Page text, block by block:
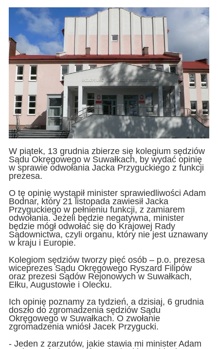
W piątek, 13 grudnia zbierze się kolegium sędziów
Sądu Okręgowego w Suwałkach, by wydać opinię
w sprawie odwołania Jacka Przyguckiego z funkcji
prezesa.
O tę opinię wystąpił minister sprawiedliwości Adam
Bodnar, który 21 listopada zawiesił Jacka
Przyguckiego w pełnieniu funkcji, z zamiarem
odwołania. Jeżeli będzie negatywna, minister
będzie mógł odwołać się do Krajowej Rady
Sądownictwa, czyli organu, który nie jest uznawany
w kraju i Europie.
Kolegiom sędziów tworzy pięć osób – p.o. prezesa
wiceprezes Sądu Okręgowego Ryszard Filipów
oraz prezesi Sądów Rejonowych w Suwałkach,
Ełku, Augustowie i Olecku.
Ich opinię poznamy za tydzień, a dzisiaj, 6 grudnia
doszło do zgromadzenia sędziów Sądu
Okręgowego w Suwałkach. O zwołanie
zgromadzenia wniósł Jacek Przygucki.
- Jeden z zarzutów, jakie stawia mi minister Adam